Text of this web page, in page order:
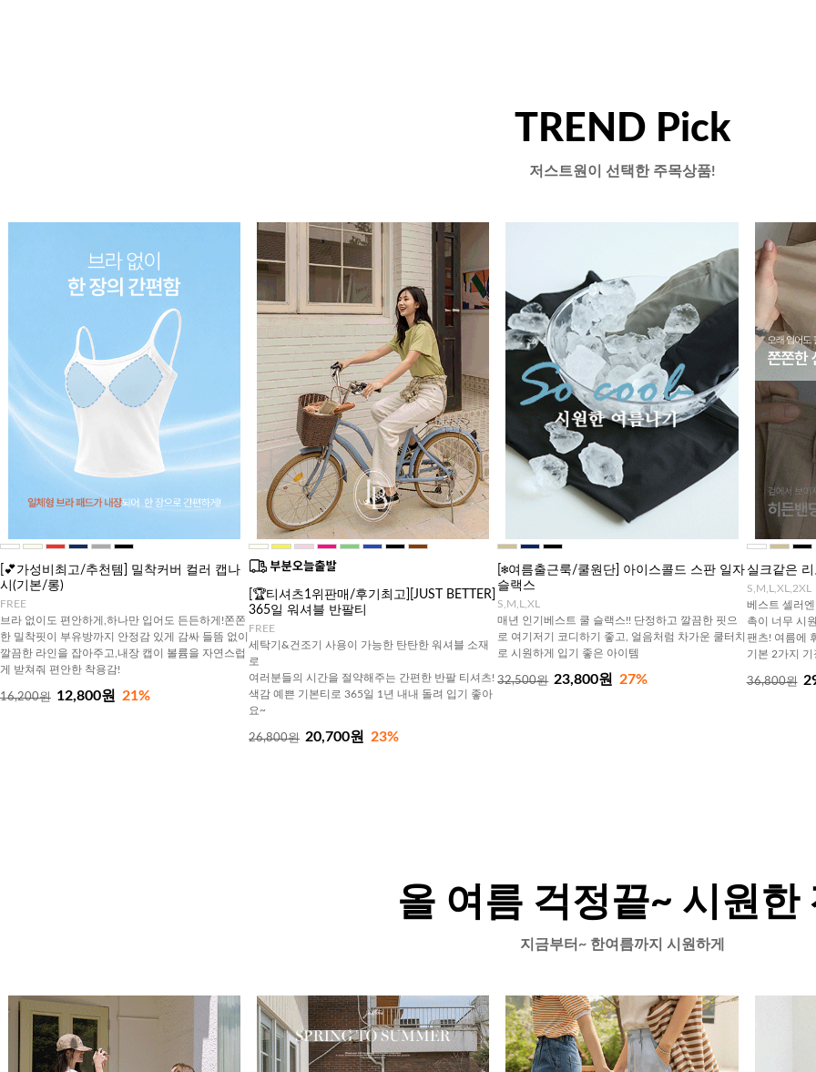
TREND Pick
저스트원이 선택한 주목상품!
[💕가성비최고/추천템] 밀착커버 컬러 캡나
시(기본/롱)
FREE
브라 없이도 편안하게,하나만 입어도 든든하게!쫀쫀
한 밀착핏이 부유방까지 안정감 있게 감싸 들뜸 없이
깔끔한 라인을 잡아주고,내장 캡이 볼륨을 자연스럽
게 받쳐줘 편안한 착용감!
16,200원 12,800원 21%
[🏆티셔츠1위판매/후기최고][JUST BETTER]
365일 워셔블 반팔티
FREE
세탁기&건조기 사용이 가능한 탄탄한 워셔블 소재
로
여러분들의 시간을 절약해주는 간편한 반팔 티셔츠!
색감 예쁜 기본티로 365일 1년 내내 돌려 입기 좋아
요~
26,800원 20,700원 23%
[❄️여름출근룩/쿨원단] 아이스콜드 스판 일자
슬랙스
S,M,L,XL
매년 인기베스트 쿨 슬랙스!! 단정하고 깔끔한 핏으
로 여기저기 코디하기 좋고, 얼음처럼 차가운 쿨터치
로 시원하게 입기 좋은 아이템
32,500원 23,800원 27%
실크같은
S,M,L,XL,2XL
베스트 셀러
촉이 너무 시
팬츠! 여름에
기본 2가지
36,800원
올 여름 걱정끝~ 시원한
지금부터~ 한여름까지 시원하게